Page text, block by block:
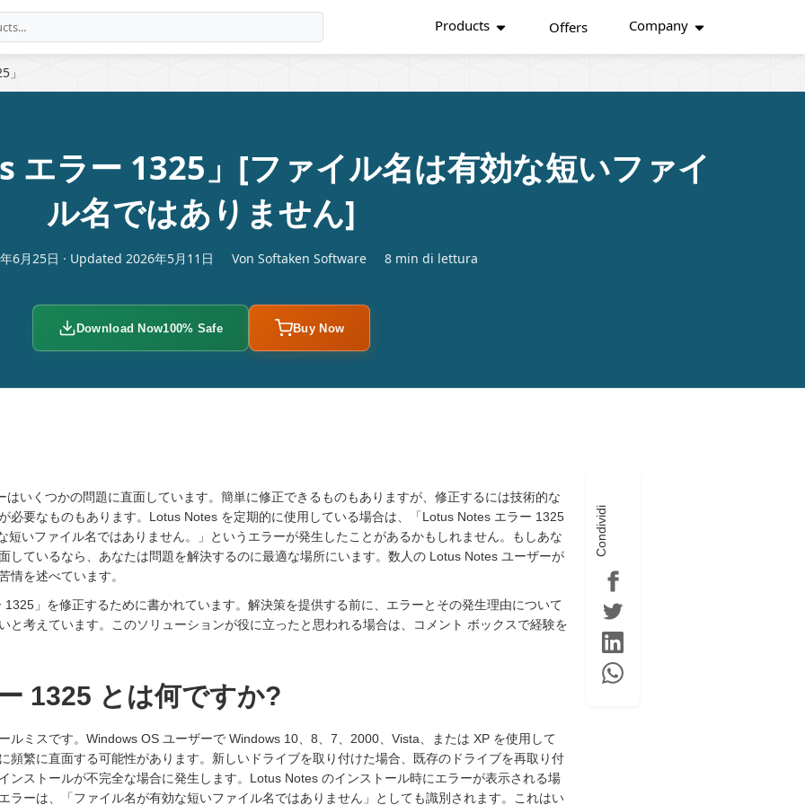
Products Offers Company
」
ラー 1325」[ファイル名は有効な短いファイ
ル名ではありません]
6月25日 · Updated 2026年5月11日 Von Softaken Software 8 min di lettura
Download Now100% Safe Buy Now
はいくつかの問題に直面しています。簡単に修正できるものもありますが、修正するには技術的な
必要なものもあります。Lotus Notes を定期的に使用している場合は、「Lotus Notes エラー 1325
短いファイル名ではありません。」というエラーが発生したことがあるかもしれません。もしあな
しているなら、あなたは問題を解決するのに最適な場所にいます。数人の Lotus Notes ユーザーが
情を述べています。
1325」を修正するために書かれています。解決策を提供する前に、エラーとその発生理由について
と考えています。このソリューションが役に立ったと思われる場合は、コメント ボックスで経験を
1325 とは何ですか?
ルミスです。Windows OS ユーザーで Windows 10、8、7、2000、Vista、または XP を使用して
頻繁に直面する可能性があります。新しいドライブを取り付けた場合、既存のドライブを再取り付
ンストールが不完全な場合に発生します。Lotus Notes のインストール時にエラーが表示される場
ラーは、「ファイル名が有効な短いファイル名ではありません」としても識別されます。これはい
Condividi